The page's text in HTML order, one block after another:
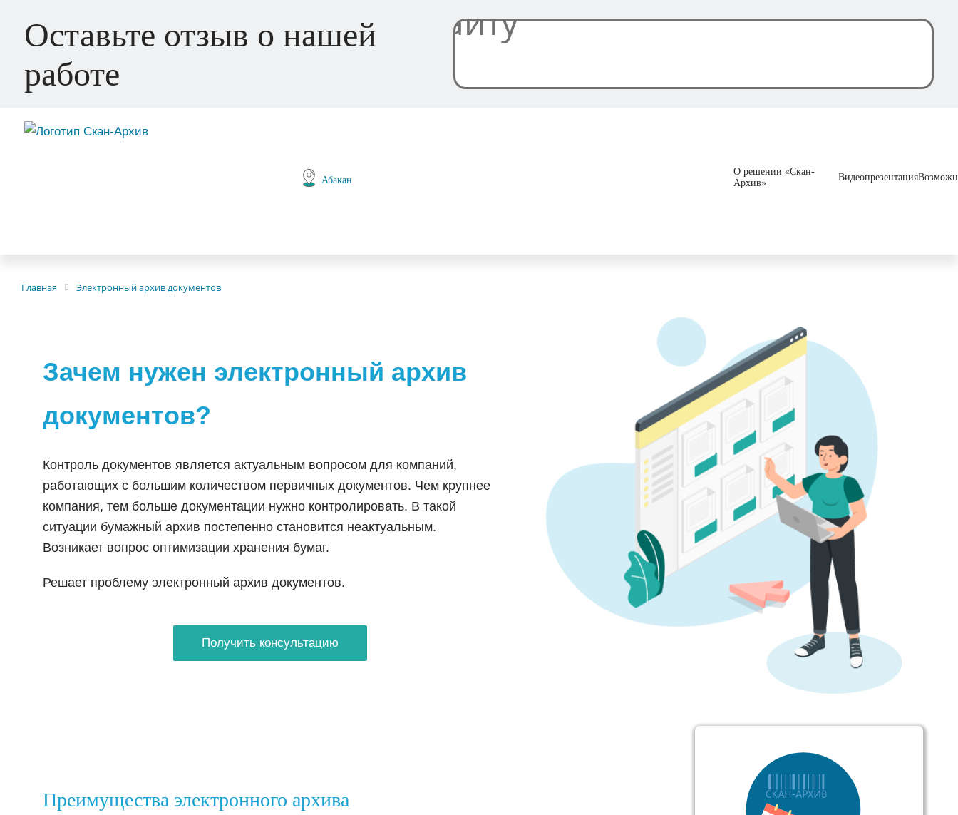
Оставьте отзыв о нашей
работе
Абакан
О решении «Скан-
Архив»
Видеопрезентация
Главная Электронный архив документов
Зачем нужен электронный архив
документов?
Контроль документов является актуальным вопросом для компаний,
работающих с большим количеством первичных документов. Чем крупнее
компания, тем больше документации нужно контролировать. В такой
ситуации бумажный архив постепенно становится неактуальным.
Возникает вопрос оптимизации хранения бумаг.
Решает проблему электронный архив документов.
Получить консультацию
Преимущества электронного архива